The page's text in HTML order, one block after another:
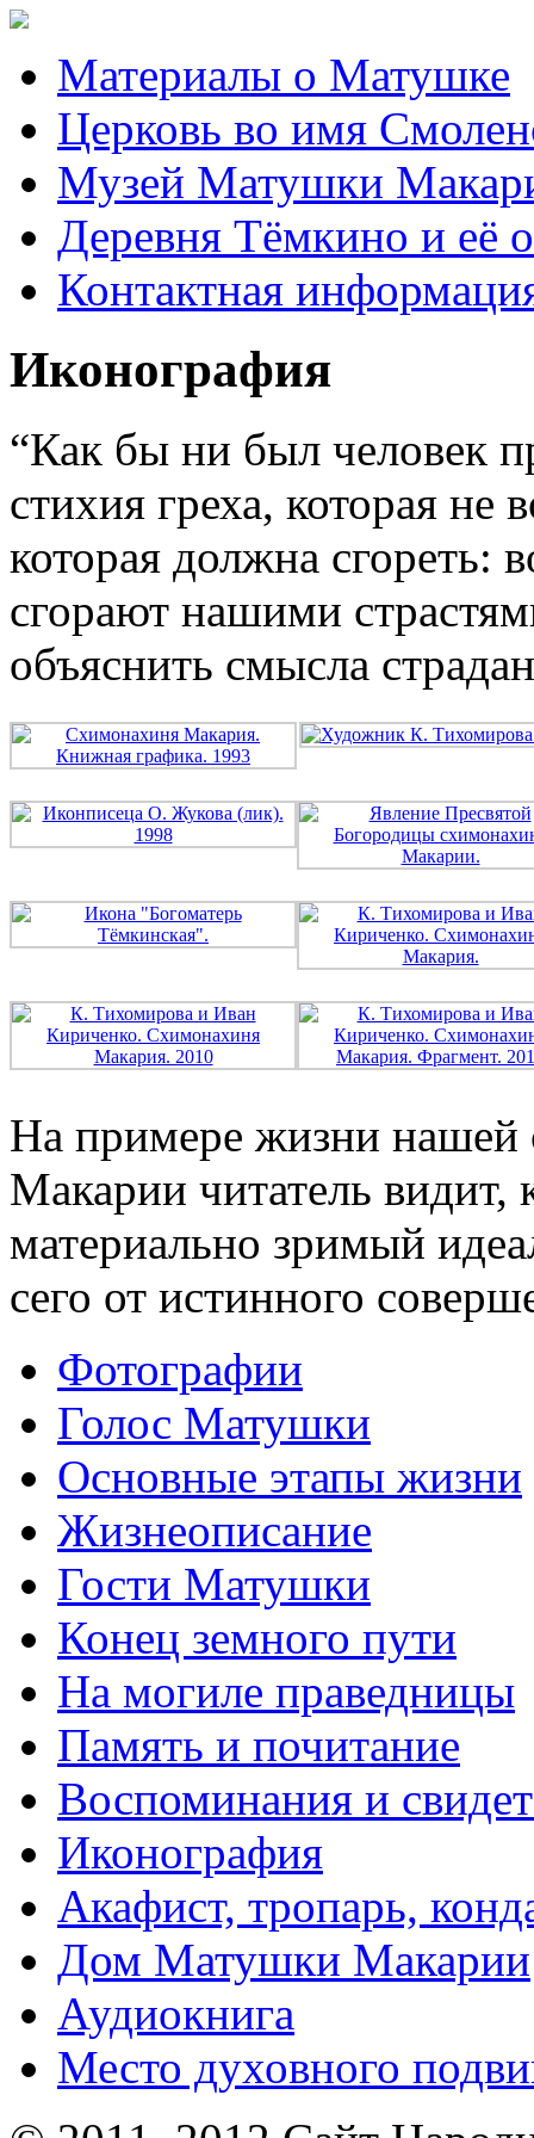
Материалы о Матушке
Церковь во имя
Музей Матушки
Деревня Тёмкино и её
Контактная
Иконография
“Как бы ни был человек
стихия греха, которая не
которая должна сгореть:
сгорают нашими
объяснить смысла
На примере жизни
Макарии читатель видит,
материально зримый
сего от истинного
Фотографии
Голос Матушки
Основные этапы жизни
Жизнеописание
Гости Матушки
Конец земного пути
На могиле праведницы
Память и почитание
Воспоминания и
Иконография
Акафист, тропарь,
Дом Матушки Макарии
Аудиокнига
Место духовного